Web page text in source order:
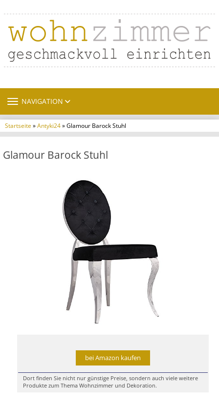
TOGGLE NAVIGATION
NAVIGATION
Startseite»Antyki24» Glamour Barock Stuhl
Glamour Barock Stuhl
bei Amazon kaufen
Dort finden Sie nicht nur günstige Preise, sondern auch viele weitere
Produkte zum Thema Wohnzimmer und Dekoration.